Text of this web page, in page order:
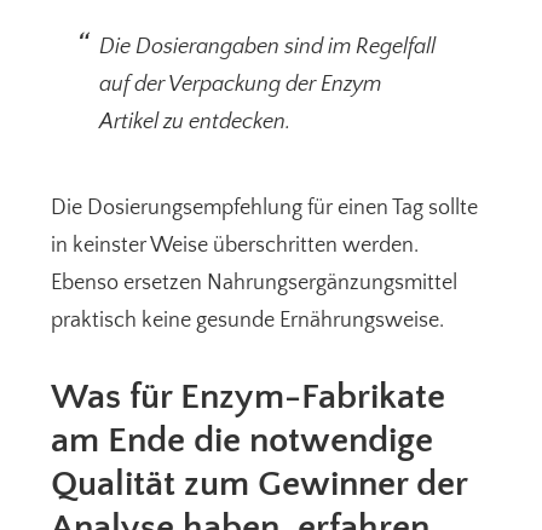
Die Dosierangaben sind im Regelfall
auf der Verpackung der Enzym
Artikel zu entdecken.
Die Dosierungsempfehlung für einen Tag sollte
in keinster Weise überschritten werden.
Ebenso ersetzen Nahrungsergänzungsmittel
praktisch keine gesunde Ernährungsweise.
Was für Enzym-Fabrikate
am Ende die notwendige
Qualität zum Gewinner der